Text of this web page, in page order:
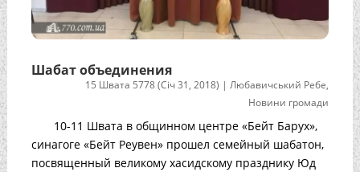
Шабат объединения
15 Швата 5778 (Січ 31, 2018) |Любавичський Ребе,
Новини громади
10-11 Швата в общинном центре «Бейт Барух»,
синагоге «Бейт Реувен» прошел семейный шабатон,
посвященный великому хасидскому празднику Юд